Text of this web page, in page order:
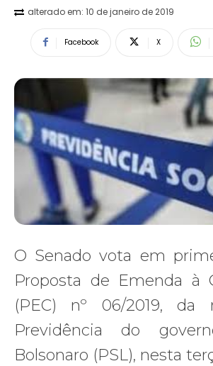
alterado em: 10 de janeiro de 2019
Facebook X
O Senado vota em
Proposta de Emenda à
(PEC) nº 06/2019, da
Previdência do
Bolsonaro (PSL), nesta